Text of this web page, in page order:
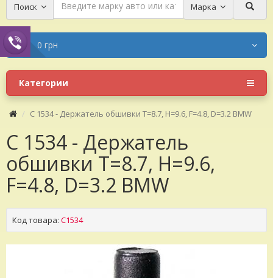
Поиск Марка
0 грн
Категории
C 1534 - Держатель обшивки T=8.7, H=9.6, F=4.8, D=3.2 BMW
C 1534 - Держатель
обшивки T=8.7, H=9.6,
F=4.8, D=3.2 BMW
Код товара: C1534